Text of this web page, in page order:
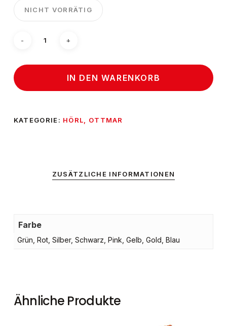
Es befinden sich
keine Produkte im
Warenkorb.
NICHT VORRÄTIG
IN DEN WARENKORB
KATEGORIE: HÖRL, OTTMAR
ZUSÄTZLICHE INFORMATIONEN
Farbe
Grün, Rot, Silber, Schwarz, Pink, Gelb, Gold, Blau
Ähnliche Produkte